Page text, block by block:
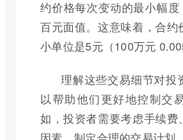
约价格每次变动的最小幅
百元面值。这意味着，合约
小单位是5元（100万元
理解这些交易细节对投
以帮助他们更好地控制交
如，投资者需要考虑手续